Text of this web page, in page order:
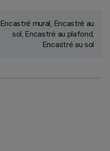
Encastré mural, Encastré au
sol, Encastré au plafond,
Encastré au sol